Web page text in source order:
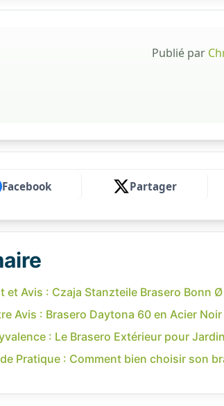
Publié par
Facebook Partager
et Avis : Czaja Stanzteile Brasero Bonn
Avis : Brasero Daytona 60 en Acier
: Le Brasero Extérieur pour
Pratique : Comment bien choisir son